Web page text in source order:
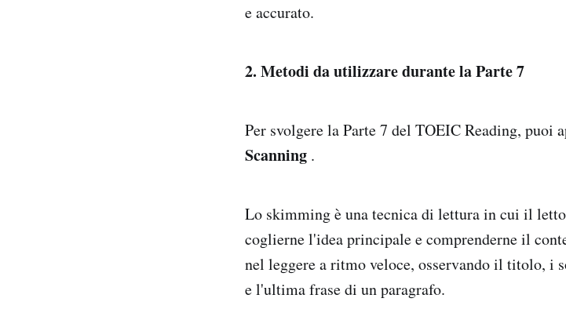
e accurato.
2. Metodi da utilizzare durante la Parte 7
Per svolgere la Parte 7 del TOEIC Reading, puoi
Scanning .
Lo skimming è una tecnica di lettura in cui il
coglierne l'idea principale e comprenderne il
nel leggere a ritmo veloce, osservando il titolo,
e l'ultima frase di un paragrafo.